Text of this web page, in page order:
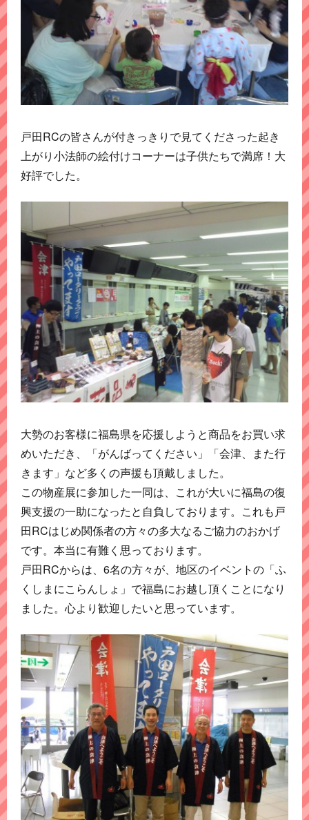
戸田RCの皆さんが付きっきりで見てくださった起き
上がり小法師の絵付けコーナーは子供たちで満席！大
好評でした。
大勢のお客様に福島県を応援しようと商品をお買い求
めいただき、「がんばってください」「会津、また行
きます」など多くの声援も頂戴しました。
この物産展に参加した一同は、これが大いに福島の復
興支援の一助になったと自負しております。これも戸
田RCはじめ関係者の方々の多大なるご協力のおかげ
です。本当に有難く思っております。
戸田RCからは、6名の方々が、地区のイベントの「ふ
くしまにこらんしょ」で福島にお越し頂くことになり
ました。心より歓迎したいと思っています。